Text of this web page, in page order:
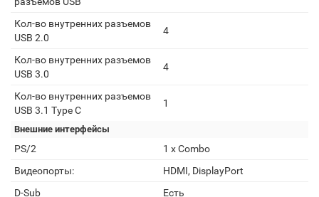
Кол-во внутренних разъемов
USB 2.0
4
Кол-во внутренних разъемов
USB 3.0
4
Кол-во внутренних разъемов
USB 3.1 Type C
1
Внешние интерфейсы
PS/2
1 x Combo
Видеопорты:
HDMI, DisplayPort
D-Sub
Есть